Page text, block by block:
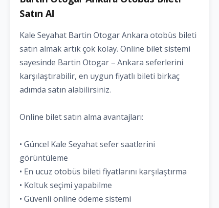
Satın Al
Kale Seyahat Bartin Otogar Ankara otobüs bileti
satın almak artık çok kolay. Online bilet sistemi
sayesinde Bartin Otogar – Ankara seferlerini
karşılaştırabilir, en uygun fiyatlı bileti birkaç
adımda satın alabilirsiniz.
Online bilet satın alma avantajları:
• Güncel Kale Seyahat sefer saatlerini
görüntüleme
• En ucuz otobüs bileti fiyatlarını karşılaştırma
• Koltuk seçimi yapabilme
• Güvenli online ödeme sistemi